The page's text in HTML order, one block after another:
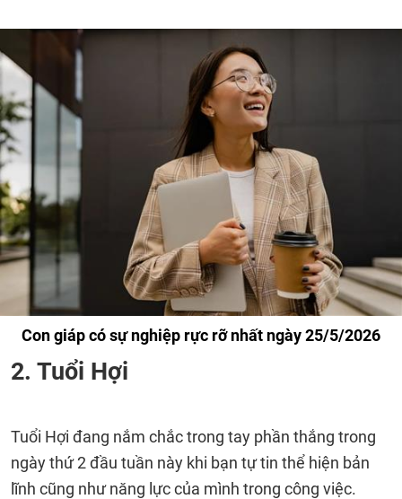
Con giáp có sự nghiệp rực rỡ nhất ngày 25/5/2026
2. Tuổi Hợi
Tuổi Hợi đang nắm chắc trong tay phần thắng trong
ngày thứ 2 đầu tuần này khi bạn tự tin thể hiện bản
lĩnh cũng như năng lực của mình trong công việc.